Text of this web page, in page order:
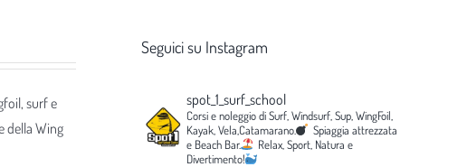
surf e
della Wing
Seguici su Instagram
spot_1_surf_school
Corsi e noleggio di Surf, Windsurf, Sup, WingFoil,
Kayak, Vela,Catamarano.
Spiaggia attrezzata
e Beach Bar.
Relax, Sport, Natura e
Divertimento!